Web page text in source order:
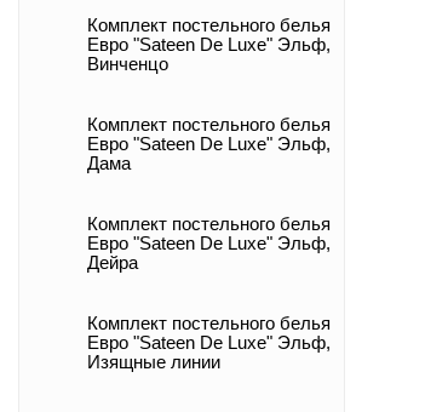
Комплект постельного белья
Евро "Sateen De Luxe" Эльф,
Винченцо
Комплект постельного белья
Евро "Sateen De Luxe" Эльф,
Дама
Комплект постельного белья
Евро "Sateen De Luxe" Эльф,
Дейра
Комплект постельного белья
Евро "Sateen De Luxe" Эльф,
Изящные линии